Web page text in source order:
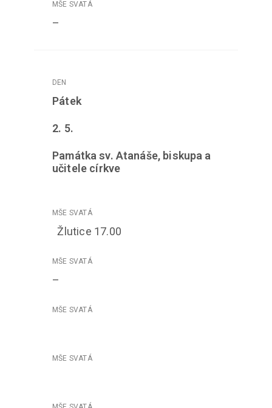
–
Pátek
2. 5.
Památka sv. Atanáše, biskupa a
učitele církve
Žlutice 17.00
–